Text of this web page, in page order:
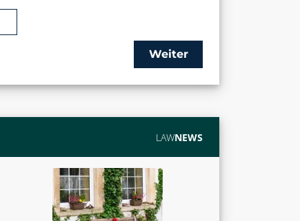
Weiter
LAWNEWS